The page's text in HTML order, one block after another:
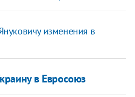
изменения в
в Евросоюз